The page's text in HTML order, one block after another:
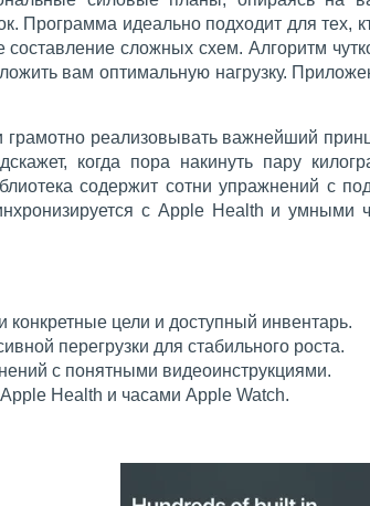
Программа идеально подходит для тех,
составление сложных схем. Алгоритм
вам оптимальную нагрузку.
реализовывать важнейший
когда пора накинуть пару
содержит сотни упражнений с
с Apple Health и
цели и доступный инвентарь.
перегрузки для стабильного роста.
с понятными видеоинструкциями.
Health и часами Apple Watch.